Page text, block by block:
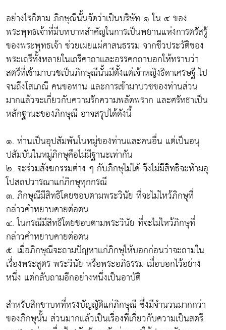
อย่างไรก็ตาม ภิกษุณีนั้นจัดว่าเป็นบริษัท ๑ ใน ๔ ของ
พระพุทธเจ้าที่มีบทบาทสำคัญในการเป็นพยานแห่งการตรัสรู้
ของพระพุทธเจ้า ช่วยเผยแผ่ศาสนธรรม จากชีวประวัติของ
พระเถรีทั้งหลายในเถรีคาถาและอรรคกถาบอกให้ทราบว่า
สตรีที่เข้ามาบวชเป็นภิกษุณีนั้นมีตั้งแต่เจ้าหญิงธิดาเศรษฐี ไป
จนถึงโสเภณี คนขอทาน และการเข้ามาบวชของท่านส่วน
มากแล้วจะเกี่ยวกับความรักความพลัดพราก และศรัทธาเป็น
หลักฐานะของภิกษุณี อาจสรุปได้ดังนี้
๑. ท่านเป็นอุปสัมพันในหมู่ของท่านและคนอื่น แต่เป็นอนุ
ปสัมบันในหมู่ภิกษุคือไม่มีฐานะเท่ากัน
๒. จะร่วมสังฆกรรมต่าง ๆ กับภิกษุไม่ได้ จึงไม่มีสิทธิจะห้ามอุ
โปสถปวารณาแก่ภิกษุทุกกรณี
๓. ภิกษุณีมีสิทธิโดยชอบตามพระวินัย ที่จะไม่ไหว้ภิกษุที่
กล่าวคำหยาบคายต่อตน
๔. ในกรณีมีสิทธิโดยชอบตามพระวินัย ที่จะไม่ไหว้ภิกษุที่
กล่าวคำหยาบคายต่อตน
๕. เมื่อภิกษุณีจะถามปัญหาแก่ภิกษุให้บอกก่อนว่าจะถามใน
เรื่องพระสูตร พระวินัย หรือพระอภิธรรม เมื่อบอกไว้อย่าง
หนึ่ง แต่กลับถามอีกอย่างหนึ่งเป็นอาบัติ
สำหรับสิกขาบทที่ทรงบัญญัติแก่ภิกษุณี ซึ่งมีจำนวนมากกว่า
ของภิกษุนั้น ส่วนมากแล้วเป็นเรื่องที่เกี่ยวกับความเป็นสตรี